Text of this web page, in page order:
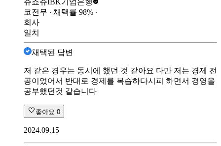
코전무 ∙ 채택률 98% ∙
회사
일치
채택된 답변
저 같은 경우는 동시에 했던 것 같아요 다만 저는 경제 전
공이었어서 반대로 경제를 복습하다시피 하면서 경영을
공부했던것 같습니다
좋아요 0
2024.09.15